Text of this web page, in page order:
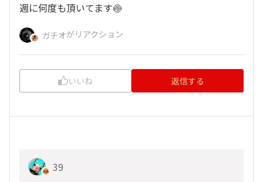
週に何度も頂いてます🍥
ガチオがリアクション
いいね 返信する
39